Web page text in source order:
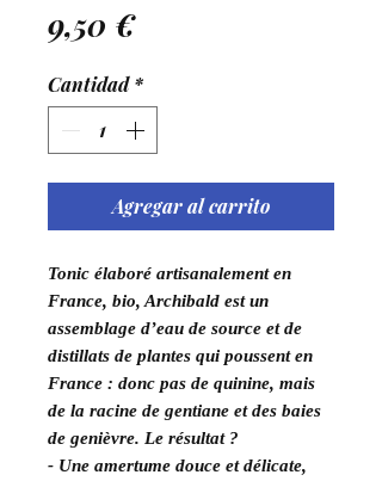
9,50 €Precio
Cantidad *
Agregar al carrito
Tonic élaboré artisanalement en
France, bio, Archibald est un
assemblage d’eau de source et de
distillats de plantes qui poussent en
France : donc pas de quinine, mais
de la racine de gentiane et des baies
de genièvre. Le résultat ?
- Une amertume douce et délicate,